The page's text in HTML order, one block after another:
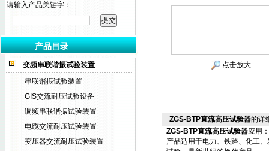
请输入产品关键字：
产品目录
变频串联谐振试验装置
串联谐振试验装置
GIS交流耐压试验设备
调频串联谐振试验装置
电缆交流耐压试验装置
变压器交流耐压试验装置
点击放大
ZGS-BTP直流高压试验器的详
ZGS-BTP直流高压试验器应用：
产品适用于电力、铁路、化工